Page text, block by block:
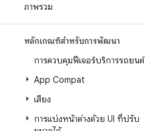
ภาพรวม
หลักเกณฑ์สำหรับการพัฒนา
การควบคุมฟีเจอร์บริการรถยนต์
App Compat
เสียง
การแบ่งหน้าต่างด้วย UI ที่ปรับ